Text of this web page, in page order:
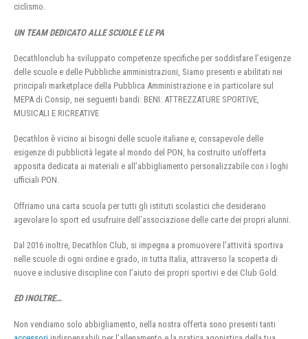
ciclismo.
UN TEAM DEDICATO ALLE SCUOLE E LE PA
Decathlonclub ha sviluppato competenze specifiche per soddisfare l’esigenze
delle scuole e delle Pubbliche amministrazioni, Siamo presenti e abilitati nei
principali marketplace della Pubblica Amministrazione e in particolare sul
MEPA di Consip, nei seguenti bandi: BENI: ATTREZZATURE SPORTIVE,
MUSICALI E RICREATIVE
Decathlon è vicino ai bisogni delle scuole italiane e, consapevole delle
esigenze di pubblicità legate al mondo del PON, ha costruito un’offerta
apposita dedicata ai materiali e all’abbigliamento personalizzabile con i loghi
ufficiali PON.
Offriamo una carta scuola per tutti gli istituti scolastici che desiderano
agevolare lo sport ed usufruire dell’associazione delle carte dei propri alunni.
Dal 2016 inoltre, Decathlon Club, si impegna a promuovere l’attività sportiva
nelle scuole di ogni ordine e grado, in tutta Italia, attraverso la scoperta di
nuove e inclusive discipline con l’aiuto dei propri sportivi e dei Club Gold.
ED INOLTRE…
Non vendiamo solo abbigliamento, nella nostra offerta sono presenti tanti